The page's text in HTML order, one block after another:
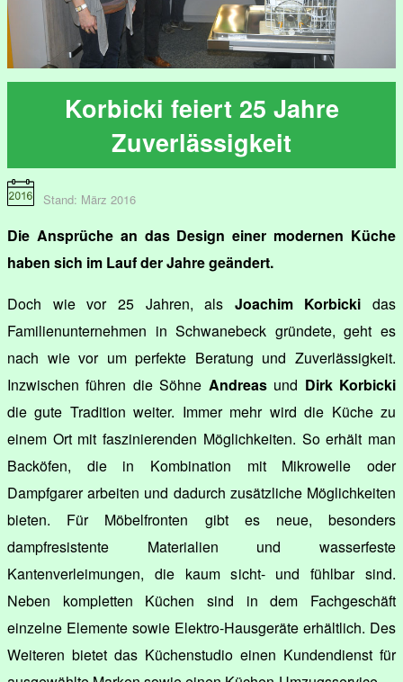
Korbicki feiert 25 Jahre
Zuverlässigkeit
Stand: März 2016
Die Ansprüche an das Design einer modernen Küche
haben sich im Lauf der Jahre geändert.
Doch wie vor 25 Jahren, als Joachim Korbicki das
Familienunternehmen in Schwanebeck gründete, geht es
nach wie vor um perfekte Beratung und Zuverlässigkeit.
Inzwischen führen die Söhne Andreasund Dirk Korbicki
die gute Tradition weiter. Immer mehr wird die Küche zu
einem Ort mit faszinierenden Möglichkeiten. So erhält man
Backöfen, die in Kombination mit Mikrowelle oder
Dampfgarer arbeiten und dadurch zusätzliche Möglichkeiten
bieten. Für Möbelfronten gibt es neue, besonders
dampfresistente Materialien und wasserfeste
Kantenverleimungen, die kaum sicht- und fühlbar sind.
Neben kompletten Küchen sind in dem Fachgeschäft
einzelne Elemente sowie Elektro-Hausgeräte erhältlich. Des
Weiteren bietet das Küchenstudio einen Kundendienst für